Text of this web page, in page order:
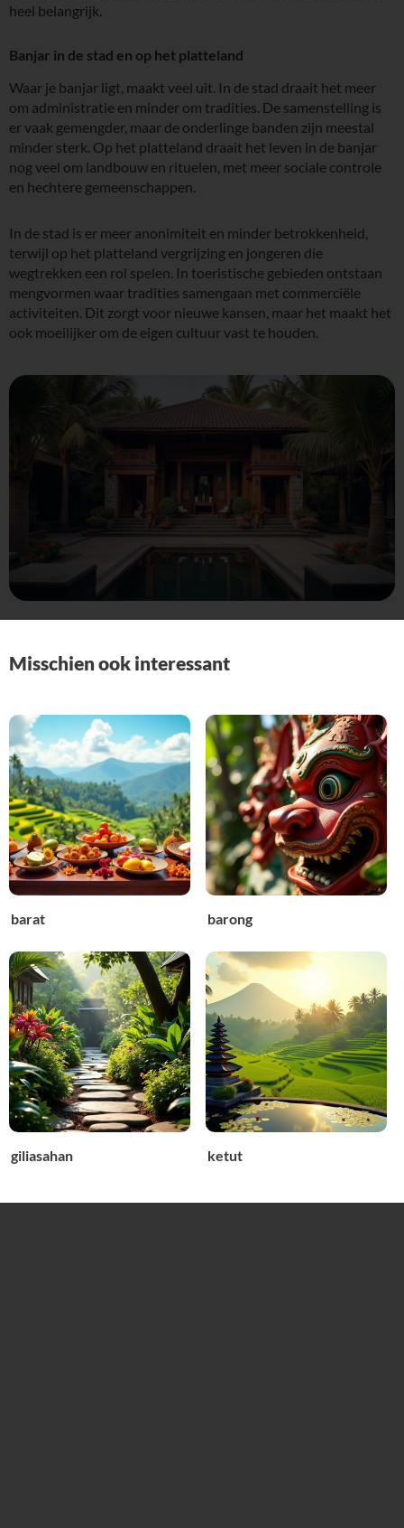
heel belangrijk.
Banjar in de stad en op het platteland
Waar je banjar ligt, maakt veel uit. In de stad draait het meer
om administratie en minder om tradities. De samenstelling is
er vaak gemengder, maar de onderlinge banden zijn meestal
minder sterk. Op het platteland draait het leven in de banjar
nog veel om landbouw en rituelen, met meer sociale controle
en hechtere gemeenschappen.
In de stad is er meer anonimiteit en minder betrokkenheid,
terwijl op het platteland vergrijzing en jongeren die
wegtrekken een rol spelen. In toeristische gebieden ontstaan
mengvormen waar tradities samengaan met commerciële
activiteiten. Dit zorgt voor nieuwe kansen, maar het maakt het
ook moeilijker om de eigen cultuur vast te houden.
Misschien ook interessant
barat barong
giliasahan ketut